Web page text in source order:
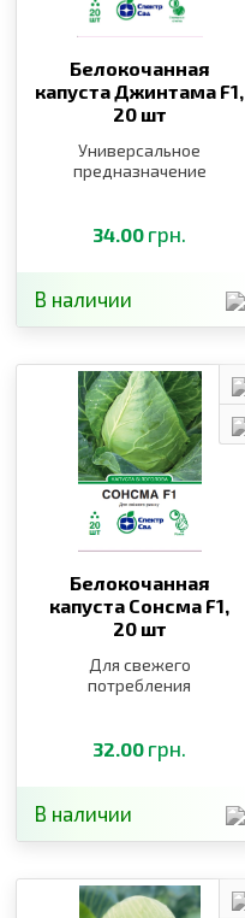
Белокочанная
капуста Джинтама F1,
20 шт
Универсальное
предназначение
34.00 грн.
В наличии
Белокочанная
капуста Сонсма F1,
20 шт
Для свежего
потребления
32.00 грн.
В наличии